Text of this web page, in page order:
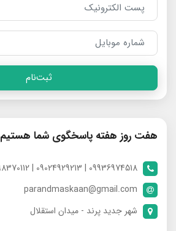
ثبت‌نام
هفت روز هفته پاسخگوی شما هستیم
09936974518 | 09024929213 | 09398370112
parandmaskaan@gmail.com
شهر جدید پرند - میدان استقلال